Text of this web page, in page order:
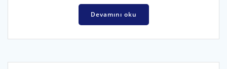
Devamını oku